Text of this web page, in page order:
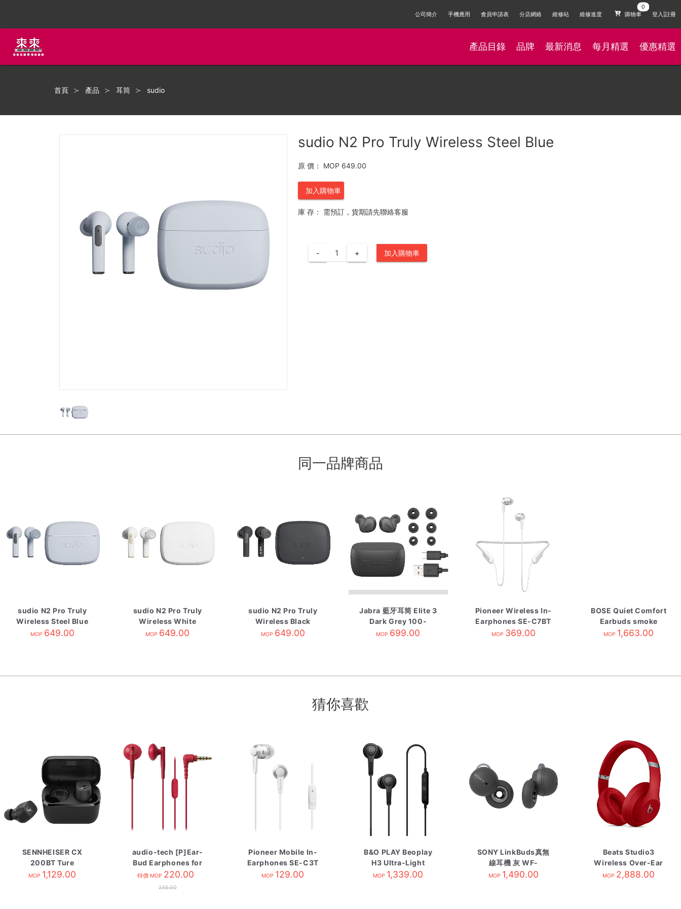
公司簡介 手機應用 會員申請表 分店網絡 維修站 維修進度 購物車 登入|註冊
產品目錄 品牌 最新消息 每月精選 優惠精選
首頁 產品 耳筒 sudio
sudio N2 Pro Truly Wireless Steel Blue
原 價： MOP 649.00
加入購物車
庫 存： 需預訂，貨期請先聯絡客服
- + 加入購物車
同一品牌商品
sudio N2 Pro Truly
Wireless Steel Blue
MOP 649.00
sudio N2 Pro Truly
Wireless White
MOP 649.00
sudio N2 Pro Truly
Wireless Black
MOP 649.00
Jabra 藍牙耳筒 Elite 3
Dark Grey 100-
91410000-40
MOP 699.00
Pioneer Wireless In-
Earphones SE-C7BT
White
MOP 369.00
BOSE Quiet Comfort
Earbuds smoke
white
MOP 1,663.00
猜你喜歡
SENNHEISER CX
200BT Ture
Wireless 自攜HK原廠
MOP 1,129.00
audio-tech [P]Ear-
Bud Earphones for
Smartphone 紅 ATH-
C200IS RD
特價 MOP 220.00
245.00
Pioneer Mobile In-
Earphones SE-C3T
White
MOP 129.00
B&O PLAY Beoplay
H3 Ultra-Light
Earphones Black
MOP 1,339.00
SONY LinkBuds真無
線耳機 灰 WF-
L900/HM
MOP 1,490.00
Beats Studio3
Wireless Over-Ear
Headphones Red
MOP 2,888.00